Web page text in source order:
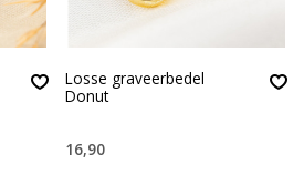
Losse graveerbedel
Donut
16,90